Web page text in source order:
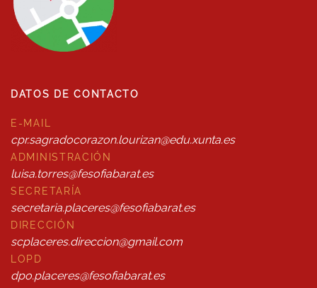
DATOS DE CONTACTO
E-MAIL
cpr.sagradocorazon.lourizan@edu.xunta.es
ADMINISTRACIÓN
luisa.torres@fesofiabarat.es
SECRETARÍA
secretaria.placeres@fesofiabarat.es
DIRECCIÓN
scplaceres.direccion@gmail.com
LOPD
dpo.placeres@fesofiabarat.es